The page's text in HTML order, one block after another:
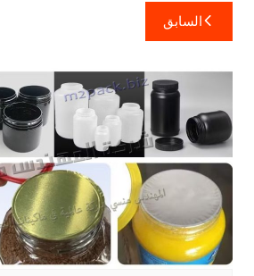
تصفّح
المقالات
السابق